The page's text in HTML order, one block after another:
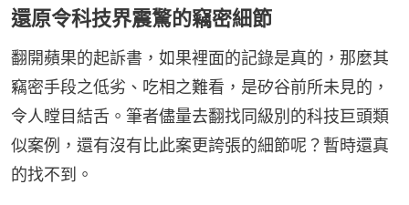
還原令科技界震驚的竊密細節
翻開蘋果的起訴書，如果裡面的記錄是真的，那麼其
竊密手段之低劣、吃相之難看，是矽谷前所未見的，
令人瞠目結舌。筆者儘量去翻找同級別的科技巨頭類
似案例，還有沒有比此案更誇張的細節呢？暫時還真
的找不到。